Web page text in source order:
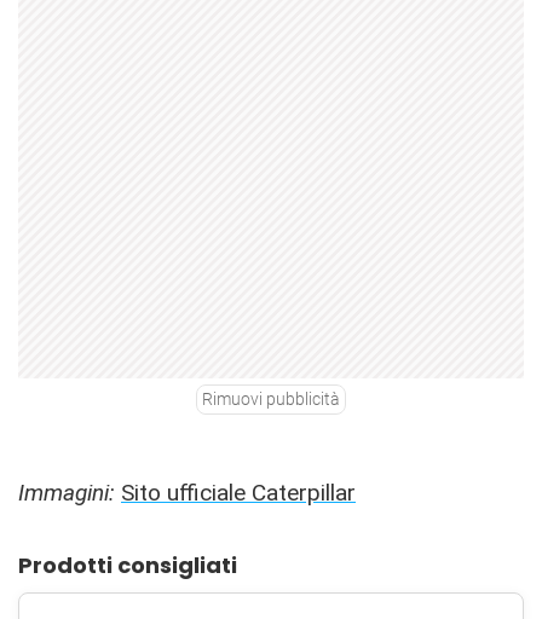
Rimuovi pubblicità
Immagini: Sito ufficiale Caterpillar
Prodotti consigliati